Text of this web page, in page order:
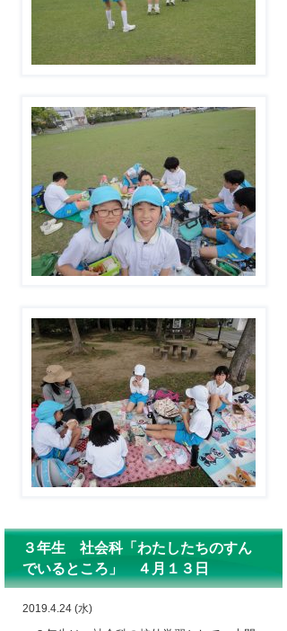
３年生 社会科「わたしたちのすん
でいるところ」 ４月１３日
2019.4.24 (水)